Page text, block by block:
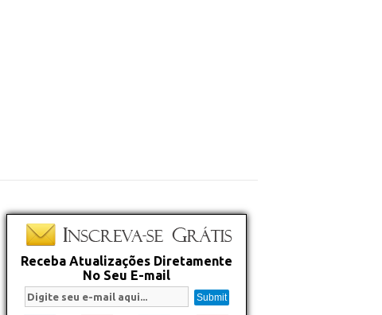
Receba Atualizações Diretamente
No Seu E-mail